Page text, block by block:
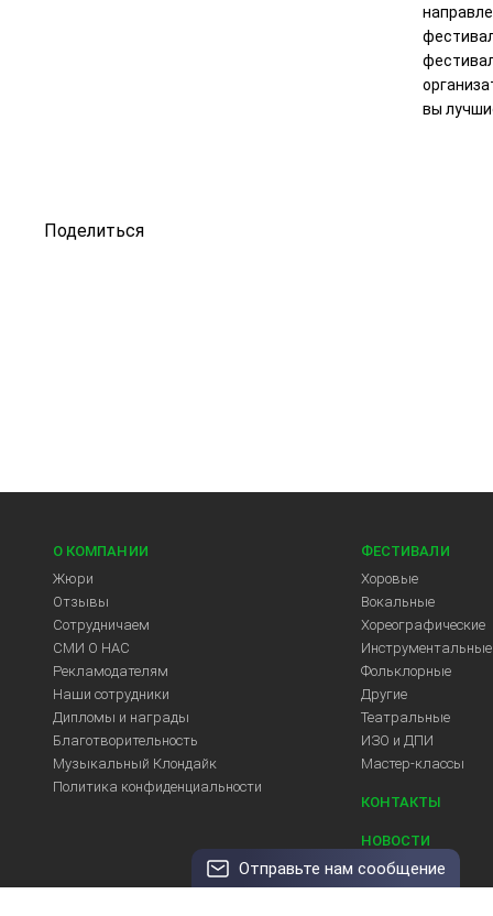
вы
Поделиться
О КОМПАНИИ
Жюри
Отзывы
Сотрудничаем
СМИ О НАС
Рекламодателям
Наши сотрудники
Дипломы и награды
Благотворительность
Музыкальный Клондайк
Политика конфиденциальности
ФЕСТИВАЛИ
Хоровые
Вокальные
Хореографические
Инструментальные
Фольклорные
Другие
Театральные
ИЗО и ДПИ
Мастер-классы
КОНТАКТЫ
НОВОСТИ
Арт-Центр
Отправьте нам сообщение